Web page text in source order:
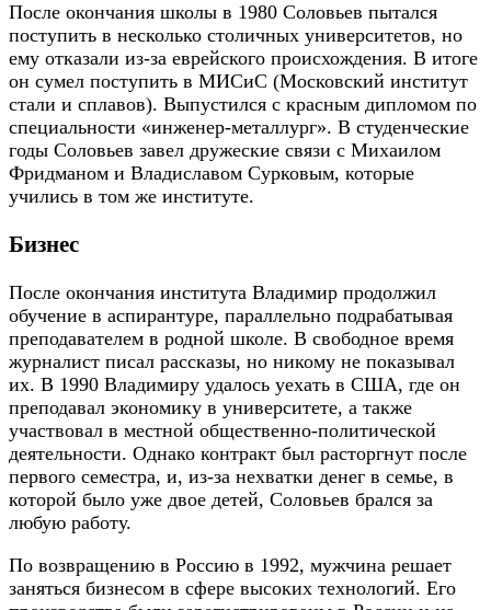
После окончания школы в 1980 Соловьев пытался
поступить в несколько столичных университетов, но
ему отказали из-за еврейского происхождения. В итоге
он сумел поступить в МИСиС (Московский институт
стали и сплавов). Выпустился с красным дипломом по
специальности «инженер-металлург». В студенческие
годы Соловьев завел дружеские связи с Михаилом
Фридманом и Владиславом Сурковым, которые
учились в том же институте.
Бизнес
После окончания института Владимир продолжил
обучение в аспирантуре, параллельно подрабатывая
преподавателем в родной школе. В свободное время
журналист писал рассказы, но никому не показывал
их. В 1990 Владимиру удалось уехать в США, где он
преподавал экономику в университете, а также
участвовал в местной общественно-политической
деятельности. Однако контракт был расторгнут после
первого семестра, и, из-за нехватки денег в семье, в
которой было уже двое детей, Соловьев брался за
любую работу.
По возвращению в Россию в 1992, мужчина решает
заняться бизнесом в сфере высоких технологий. Его